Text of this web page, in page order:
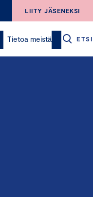
LIITY JÄSENEKSI
Tietoa meistä ETSI